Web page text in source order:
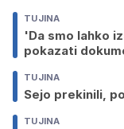
TUJINA
'Da smo lahko
pokazati
TUJINA
Sejo prekinili,
TUJINA